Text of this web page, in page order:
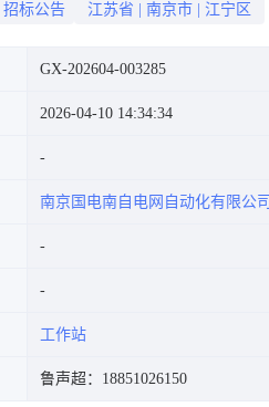
标公告 江苏省 南京市 江宁区
GX-202604-003285
2026-04-10 14:34:34
南京国电南自电网自动化有限公司
工作站
鲁声超：18851026150